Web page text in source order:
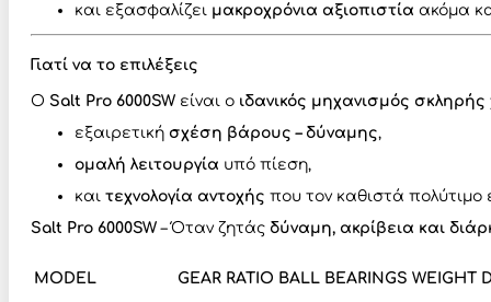
και εξασφαλίζει μακροχρόνια αξιοπιστία ακόμα
Γιατί να το επιλέξεις
Ο Salt Pro 6000SW είναι ο ιδανικός μηχανισμός
εξαιρετική σχέση βάρους – δύναμης,
ομαλή λειτουργία υπό πίεση,
και τεχνολογία αντοχής που τον καθιστά πολύτιμο
Salt Pro 6000SW – Όταν ζητάς δύναμη, ακρίβεια και
MODEL GEAR RATIO BALL BEARINGS WEIGHT